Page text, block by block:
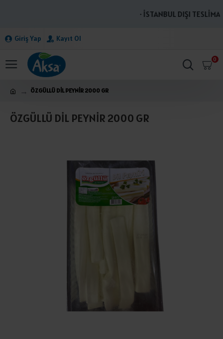
· İSTANBUL DIŞI
Giriş Yap Kayıt Ol
0
ÖZGÜLLÜ DİL PEYNİR 2000 GR
ÖZGÜLLÜ DİL PEYNİR 2000 GR